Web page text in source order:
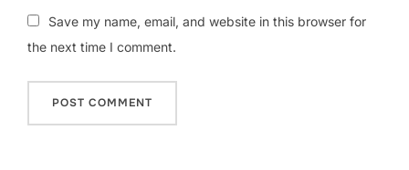
Save my name, email, and website in this browser for
the next time I comment.